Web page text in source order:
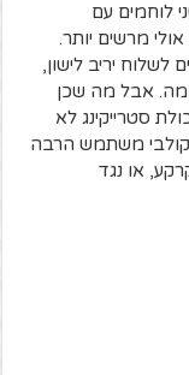
לוחמים עם
מרשים יותר.
לשלוח יריב לישון,
אבל מה שכן
סטרייקינג לא
קולבי משתמש הרבה
או נגד